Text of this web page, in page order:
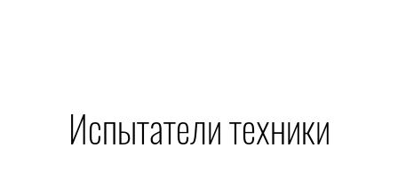
Испытатели техники